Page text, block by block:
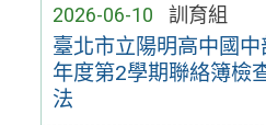
2026-06-10 訓育組
臺北市立陽明高中國
年度第2學期聯絡簿檢
法